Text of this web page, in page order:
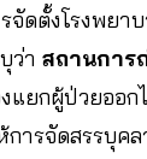
จัดตั้งโรงพยา
ว่า สถานการ
แยกผู้ป่วยออก
ารจัดสรรบุคล